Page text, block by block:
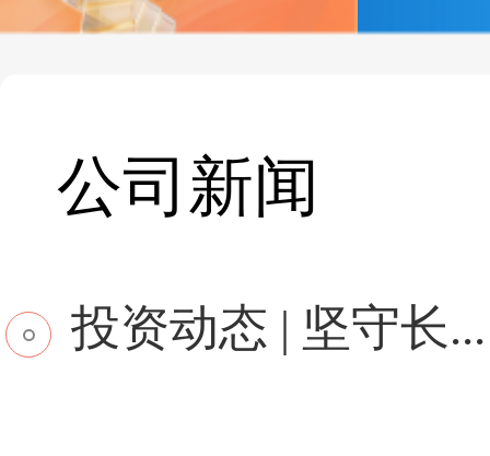
公司新闻
投资动态 | 坚守长...